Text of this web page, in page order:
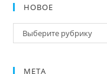
НОВОЕ
Новое
Выберите рубрику
МЕТА